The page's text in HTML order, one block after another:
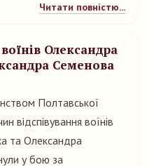
Читати повністю...
Олександра
Семенова
Полтавської
відспівування воїнів
та Олександра
у бою за